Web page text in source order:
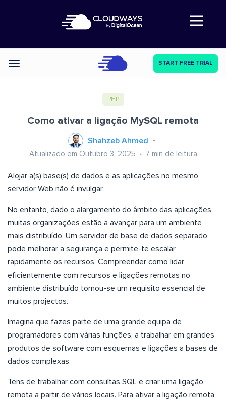
Abre a navegação
Categories START FREE TRIAL
PHP
Como ativar a ligação MySQL remota
Shahzeb Ahmed
Atualizado em Outubro 3, 2025 7 min de leitura
Alojar a(s) base(s) de dados e as aplicações no mesmo
servidor Web não é invulgar.
No entanto, dado o alargamento do âmbito das aplicações,
muitas organizações estão a avançar para um ambiente
mais distribuído. Um servidor de base de dados separado
pode melhorar a segurança e permite-te escalar
rapidamente os recursos. Compreender como lidar
eficientemente com recursos e ligações remotas no
ambiente distribuído tornou-se um requisito essencial de
muitos projectos.
Imagina que fazes parte de uma grande equipa de
programadores com várias funções, a trabalhar em grandes
produtos de software com esquemas e ligações a bases de
dados complexas.
Tens de trabalhar com consultas SQL e criar uma ligação
remota a partir de vários locais. Para ativar a ligação remota